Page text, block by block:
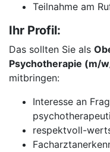
Teilnahme am
Ihr Profil:
Das sollten Sie als
Psychotherapie (m/
mitbringen:
Interesse an
respektvoll-